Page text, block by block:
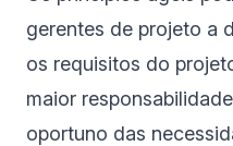
gerentes de projeto a
os requisitos do
maior
oportuno das